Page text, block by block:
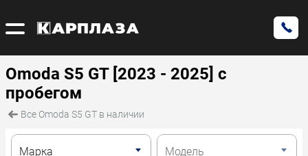
Omoda S5 GT [2023 - 2025] с
пробегом
Все Omoda S5 GT в наличии